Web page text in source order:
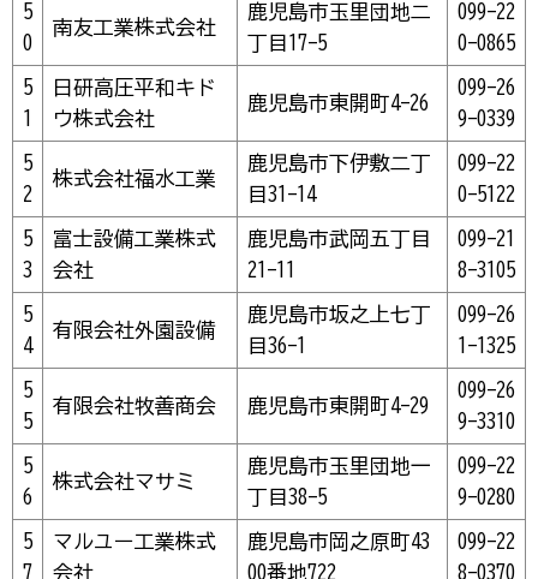
5
0
南友工業株式会社
鹿児島市玉里団地二
丁目17-5
099-22
0-0865
5
1
日研高圧平和キド
ウ株式会社
鹿児島市東開町4-26
099-26
9-0339
5
2
株式会社福水工業
鹿児島市下伊敷二丁
目31-14
099-22
0-5122
5
3
富士設備工業株式
会社
鹿児島市武岡五丁目
21-11
099-21
8-3105
5
4
有限会社外園設備
鹿児島市坂之上七丁
目36-1
099-26
1-1325
5
5
有限会社牧善商会 鹿児島市東開町4-29
099-26
9-3310
5
6
株式会社マサミ
鹿児島市玉里団地一
丁目38-5
099-22
9-0280
5
7
マルユー工業株式
会社
鹿児島市岡之原町43
00番地722
099-22
8-0370